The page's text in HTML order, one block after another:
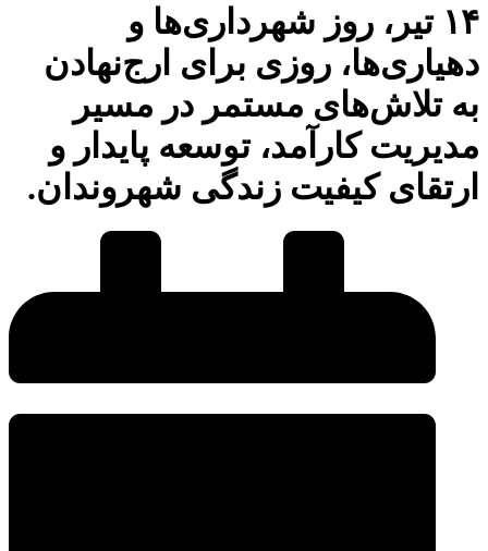
۱۴ تیر، روز شهرداری‌ها و
دهیاری‌ها، روزی برای ارج‌نهادن
به تلاش‌های مستمر در مسیر
مدیریت کارآمد، توسعه پایدار و
ارتقای کیفیت زندگی شهروندان.